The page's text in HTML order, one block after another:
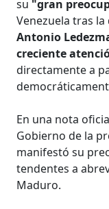
su "gran
Venezuela tras
Antonio
creciente
directamente a
En una nota
Gobierno de la
manifestó su
tendentes a
Maduro.